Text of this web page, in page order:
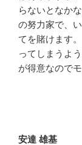
らないとなか
の努力家で、
てを賭けます
ってしまうよ
が得意なので
安達 雄基